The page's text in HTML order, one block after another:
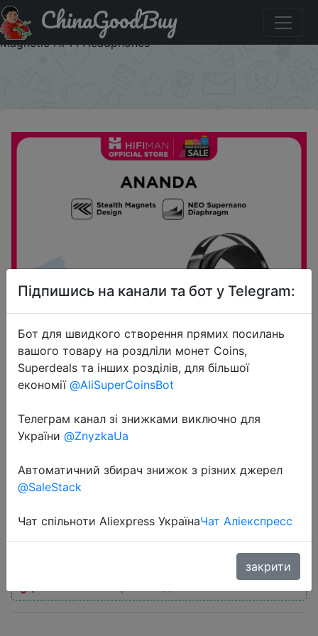
Паридбати з промокодом ASUA30 HIFIMAN Ananda
Stealth Magnet Open-Back Over-Ear Full-Size Planar
Magnetic Hi-Fi Headphones
ChinaGoodBuy
2026-03-18
HIFIMAN Ananda Stealth Magnet
Planar Magnetic Hi-Fi Headphones
$174.94
Підпишись на канали та бот у Telegram:
Бот для швидкого створення прямих посилань
вашого товару на роздліли монет Coins,
Superdeals та інших розділів, для більшої
економії @AliSuperCoinsBot
Телеграм канал зі знижками виключно для
України @ZnyzkaUa
Автоматичний збирач знижок з різних джерел
@SaleStack
Чат спільноти Aliexpress УкраїнаЧат Аліекспресс
закрити